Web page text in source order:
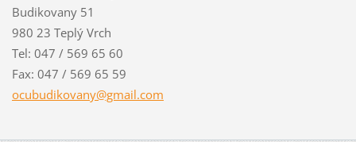
Budikovany 51
980 23 Teplý Vrch
Tel: 047 / 569 65 60
Fax: 047 / 569 65 59
ocubudikovany@gmail.com